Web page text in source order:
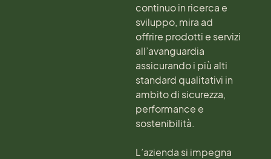
continuo in ricerca e
sviluppo, mira ad
offrire prodotti e servizi
all’avanguardia
assicurando i più alti
standard qualitativi in
ambito di sicurezza,
performance e
sostenibilità.
L’azienda si impegna